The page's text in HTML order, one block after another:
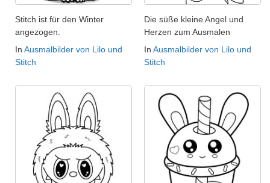
Stitch ist für den Winter
angezogen.
In Ausmalbilder von Lilo und
Stitch
Die süße kleine Angel und
Herzen zum Ausmalen
In Ausmalbilder von Lilo und
Stitch